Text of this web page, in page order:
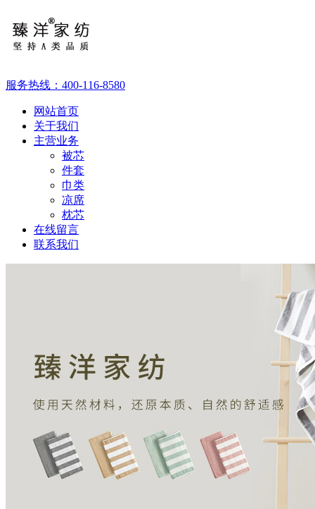
服务热线： 400-116-8580
网站首页
关于我们
主营业务
被芯
件套
巾类
凉席
枕芯
在线留言
联系我们